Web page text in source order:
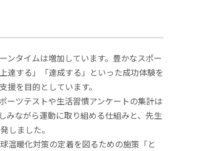
ンタイムは増加しています。豊かなスポー
達する」「達成する」といった成功体験を
を目的としています。
ーツテストや生活習慣アンケートの集計は
みながら運動に取り組める仕組みと、先生
しました。
温暖化対策の定着を図るための施策「と